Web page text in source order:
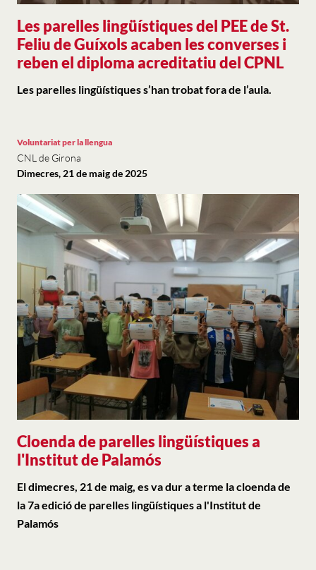
Les parelles lingüístiques del PEE de St.
Feliu de Guíxols acaben les converses i
reben el diploma acreditatiu del CPNL
Les parelles lingüístiques s’han trobat fora de l’aula.
Cloenda de parelles lingüístiques a
l'Institut de Palamós
Voluntariat per la llengua
CNL de Girona
Dimecres, 21 de maig de 2025
El dimecres, 21 de maig, es va dur a terme la cloenda de
la 7a edició de parelles lingüístiques a l'Institut de
Palamós